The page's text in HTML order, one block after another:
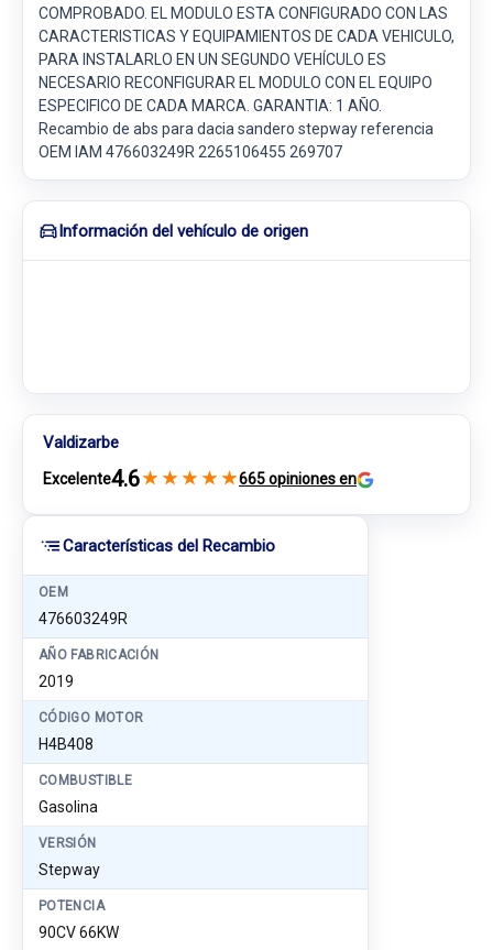
Características del Recambio
OEM
476603249R
AÑO FABRICACIÓN
2019
CÓDIGO MOTOR
H4B408
COMBUSTIBLE
Gasolina
VERSIÓN
Stepway
POTENCIA
90CV 66KW
COMPROBADO. EL MODULO ESTA CONFIGURADO CON LAS
CARACTERISTICAS Y EQUIPAMIENTOS DE CADA VEHICULO,
PARA INSTALARLO EN UN SEGUNDO VEHÍCULO ES
NECESARIO RECONFIGURAR EL MODULO CON EL EQUIPO
ESPECIFICO DE CADA MARCA. GARANTIA: 1 AÑO.
Recambio de abs para dacia sandero stepway referencia
OEM IAM 476603249R 2265106455 269707
Información del vehículo de origen
Valdizarbe
Excelente4.6★ ★ ★ ★ ★665 opiniones en